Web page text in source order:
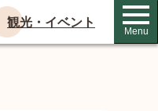
観光・イベント
Menu